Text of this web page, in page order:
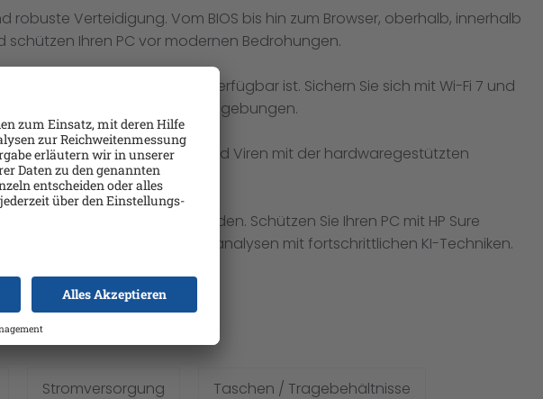
Verteidigung. Vom BIOS bis hin zum Browser, oberhalb, innerhalb
Ihren PC vor modernen Bedrohungen.
Internetverbindung verfügbar ist. Sichern Sie sich mit Wi-Fi 7 und
beanspruchten Wireless-Umgebungen.
Malware, Ransomware und Viren mit der hardwaregestützten
häufig nicht entdeckt werden. Schützen Sie Ihren PC mit HP Sure
Schutz Verhaltensanalysen mit fortschrittlichen KI-Techniken.
Stromversorgung Taschen / Tragebehältnisse